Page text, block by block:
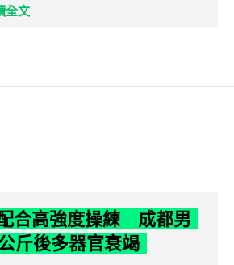
全文
合高強度操練 成都男
斤後多器官衰竭